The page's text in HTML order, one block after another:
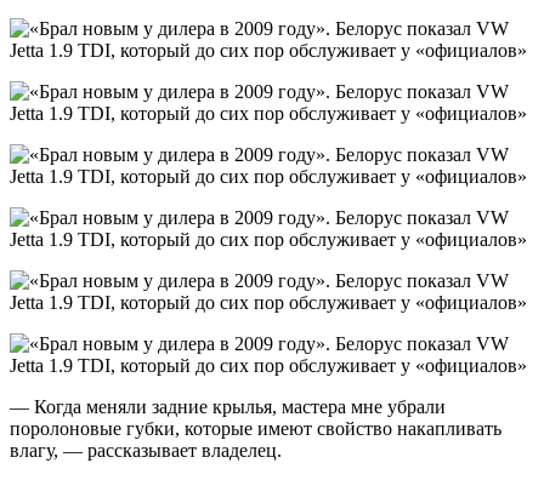
— Когда меняли задние крылья, мастера мне убрали
поролоновые губки, которые имеют свойство накапливать
влагу, — рассказывает владелец.